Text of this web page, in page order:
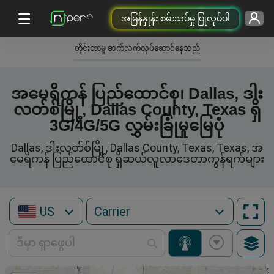
အမြန်နှုန်း စမ်းသပ်မှု ပြုလုပ်ပါ
တိုင်းတာမှု ဆက်လက်လုပ်ဆောင်နေသည်
အမေရိကန် ပြည်ထောင်စု၊ Dallas, ဒါး
လတ်စ်မြို့, Dallas County, Texas ရှိ
3G/4G/5G လွှမ်းခြုံမှုမြေပုံ
Dallas, ဒါးလတ်စ်မြို့, Dallas County, Texas, Texas, အ
မေရိကန် ပြည်ထောင်စု ရှိဆယ်လူလာဒေတာကွန်ရက်များ
US